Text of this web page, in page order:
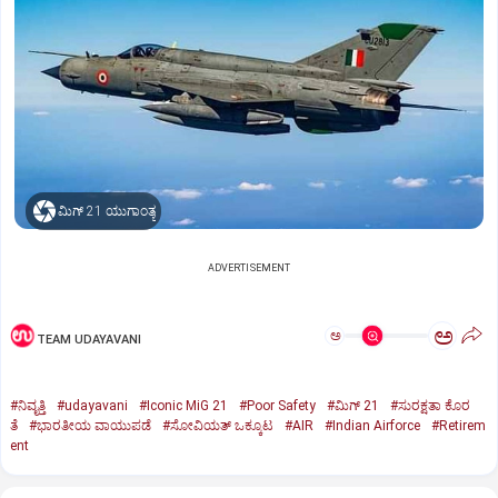
ಮಿಗ್‌ 21 ಯುಗಾಂತ್ಯ
ADVERTISEMENT
TEAM UDAYAVANI ಅ ಅ
#ನಿವೃತ್ತಿ #udayavani #Iconic MiG 21 #Poor Safety #ಮಿಗ್‌ 21
#ಸುರಕ್ಷತಾ ಕೊರ
ತೆ
#ಭಾರತೀಯ ವಾಯುಪಡೆ #ಸೋವಿಯತ್‌ ಒಕ್ಕೂಟ #AIR #Indian Airforce
#Retirem
ent